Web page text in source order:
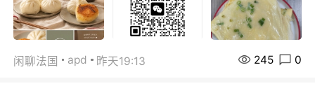
闲聊法国 apd 昨天19:13 245 0